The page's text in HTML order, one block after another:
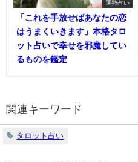
運勢占い
「これを手放せばあなたの恋
はうまくいきます」本格タロ
ット占いで幸せを邪魔してい
るものを鑑定
関連キーワード
タロット占い